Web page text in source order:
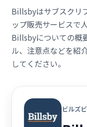
Billsbyはサブスクリ
ップ販売サービスで
Billsbyについての概
ル、注意点などを紹
してください。
ビルズ